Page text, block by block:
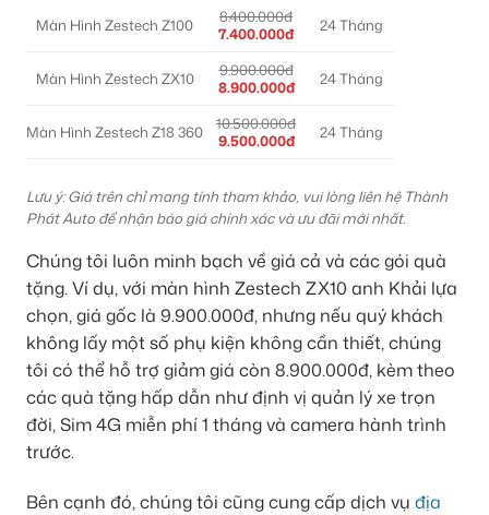
Màn Hình Zestech Z100
8.400.000đ
7.400.000đ
24 Tháng
Màn Hình Zestech ZX10
9.900.000đ
8.900.000đ
24 Tháng
Màn Hình Zestech Z18 360
10.500.000đ
9.500.000đ
24 Tháng
Lưu ý: Giá trên chỉ mang tính tham khảo, vui lòng liên hệ Thành
Phát Auto để nhận báo giá chính xác và ưu đãi mới nhất.
Chúng tôi luôn minh bạch về giá cả và các gói quà
tặng. Ví dụ, với màn hình Zestech ZX10 anh Khải lựa
chọn, giá gốc là 9.900.000đ, nhưng nếu quý khách
không lấy một số phụ kiện không cần thiết, chúng
tôi có thể hỗ trợ giảm giá còn 8.900.000đ, kèm theo
các quà tặng hấp dẫn như định vị quản lý xe trọn
đời, Sim 4G miễn phí 1 tháng và camera hành trình
trước.
Bên cạnh đó, chúng tôi cũng cung cấp dịch vụ địa